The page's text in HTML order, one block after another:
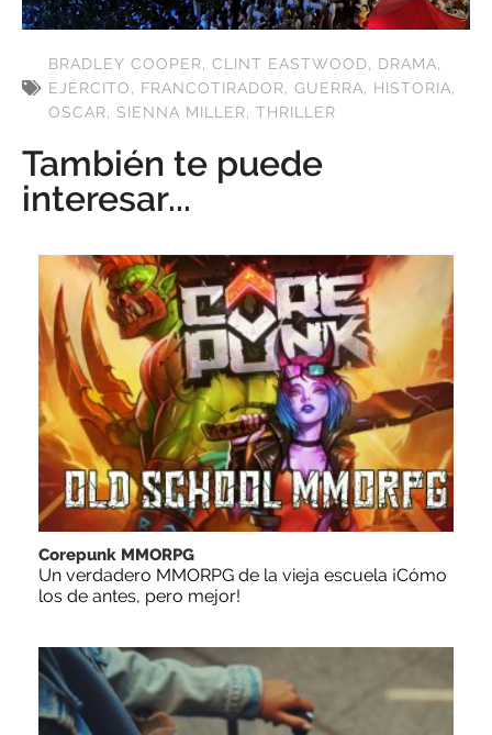
BRADLEY COOPER, CLINT EASTWOOD, DRAMA,
EJÉRCITO, FRANCOTIRADOR, GUERRA, HISTORIA,
OSCAR, SIENNA MILLER, THRILLER
También te puede
interesar...
Corepunk MMORPG
Un verdadero MMORPG de la vieja escuela ¡Cómo
los de antes, pero mejor!